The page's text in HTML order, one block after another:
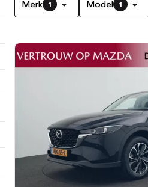
Merk 1 Model 1